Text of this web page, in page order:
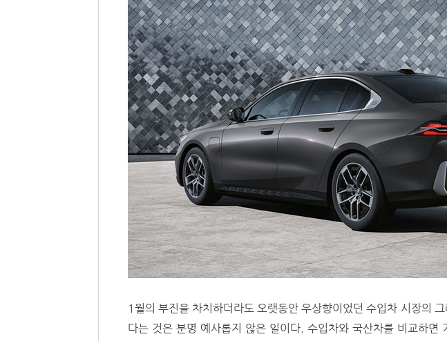
1월의 부진을 차치하더라도 오랫동안 우상향이었던 수입차 시장의
다는 것은 분명 예사롭지 않은 일이다. 수입차와 국산차를 비교하면